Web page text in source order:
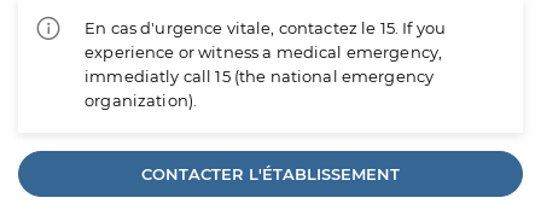
En cas d'urgence vitale, contactez le 15. If you
experience or witness a medical emergency,
immediatly call 15 (the national emergency
organization).
CONTACTER L'ÉTABLISSEMENT